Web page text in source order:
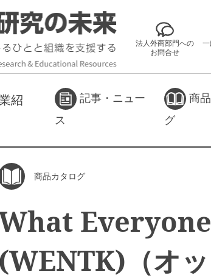
法人外商部門への
お問合せ
一
紹
記事・ニュー
ス
商
グ
商品カタログ
(WENTK)（オ